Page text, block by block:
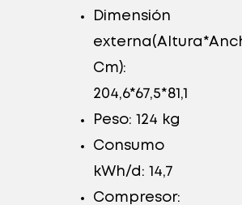
Dimensión
Cm):
204,6*67,5*81,1
Peso: 124 kg
Consumo
kWh/d: 14,7
Compresor: